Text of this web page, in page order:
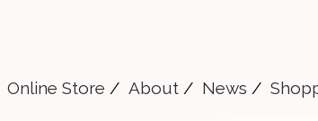
Online Store About News